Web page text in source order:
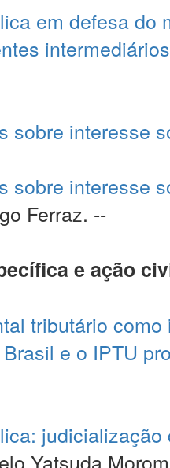
em defesa do
sobre interesse
sobre interesse
Ferraz. --
e ação
tributário
e o IPTU
Yatsuda